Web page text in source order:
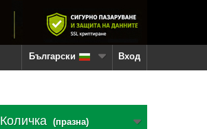
Вход
Български
Количка (празна)